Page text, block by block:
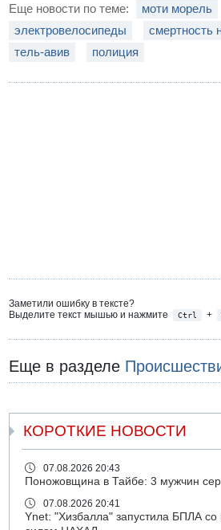
Еще новости по теме:
моти морель
электровелосипеды
смертность
тель-авив
полиция
Заметили ошибку в тексте?
Выделите текст мышью и нажмите
Ctrl +
Еще в разделе
КОРОТКИЕ НОВОСТИ
07.08.2026 20:43
Поножовщина в Тайбе: 3 мужчин
07.08.2026 20:41
Ynet: "Хизбалла" запустила БПЛА со